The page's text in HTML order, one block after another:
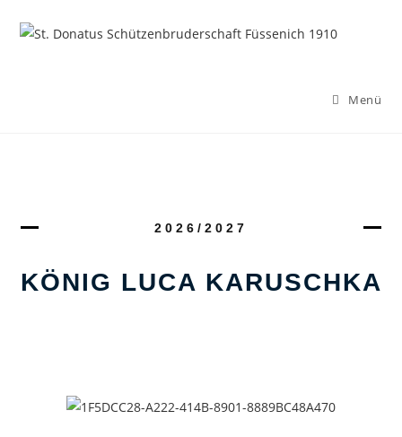
Menü
2026/2027
KÖNIG LUCA KARUSCHKA